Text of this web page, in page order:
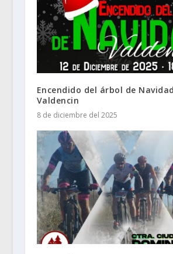
Encendido del árbol de
Valdencin
8 de diciembre del 2025